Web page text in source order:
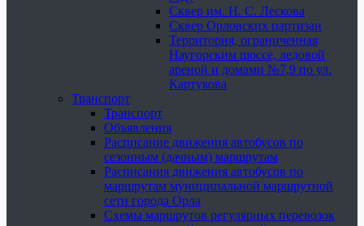
Сквер им. Н. С. Лескова
Сквер Орловских партизан
Территория, ограниченная
Наугорским шоссе, ледовой
ареной и домами №7,9 по ул.
Картукова
Транспорт
Транспорт
Объявления
Расписание движения автобусов по
сезонным (дачным) маршрутам
Расписания движения автобусов по
маршрутам муниципальной маршрутной
сети города Орла
Схемы маршрутов регулярных перевозок